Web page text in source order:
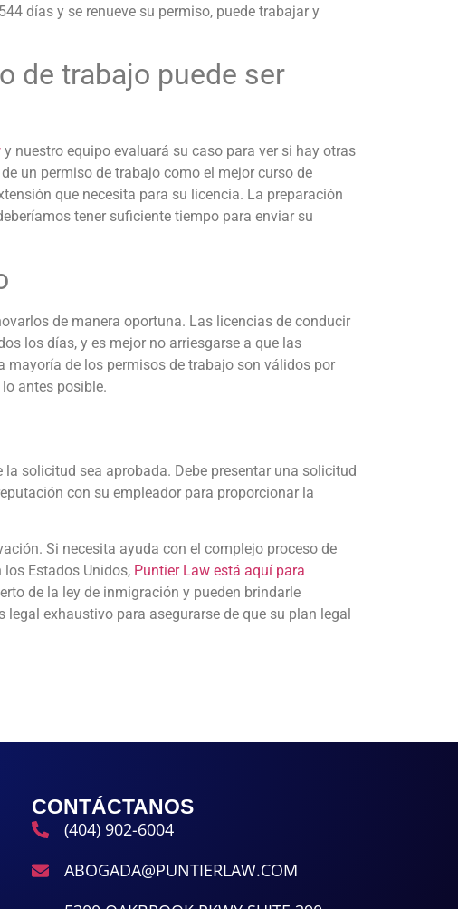
días y se renueve su permiso, puede trabajar y
de trabajo puede ser
y nuestro equipo evaluará su caso para ver si hay otras
un permiso de trabajo como el mejor curso de
que necesita para su licencia. La preparación
tener suficiente tiempo para enviar su
de manera oportuna. Las licencias de conducir
los días, y es mejor no arriesgarse a que las
mayoría de los permisos de trabajo son válidos por
antes posible.
solicitud sea aprobada. Debe presentar una solicitud
con su empleador para proporcionar la
Si necesita ayuda con el complejo proceso de
Estados Unidos, Puntier Law está aquí para
de la ley de inmigración y pueden brindarle
exhaustivo para asegurarse de que su plan legal
CONTÁCTANOS
(404) 902-6004
ABOGADA@PUNTIERLAW.COM